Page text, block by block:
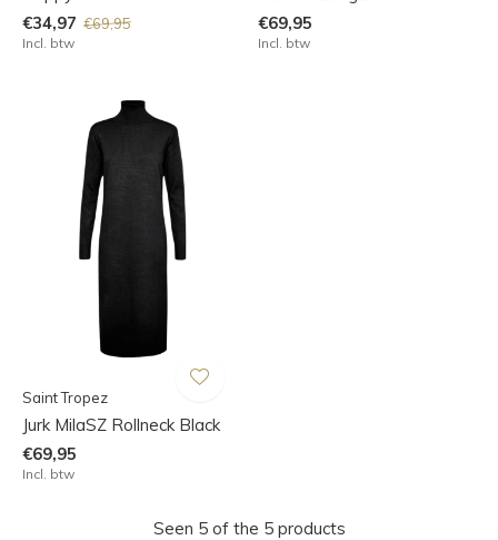
€34,97 €69,95
Incl. btw
€69,95
Incl. btw
Saint Tropez
Jurk MilaSZ Rollneck Black
€69,95
Incl. btw
Seen 5 of the 5 products